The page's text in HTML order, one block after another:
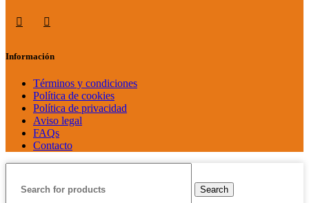
Información
Términos y condiciones
Política de cookies
Política de privacidad
Aviso legal
FAQs
Contacto
Search